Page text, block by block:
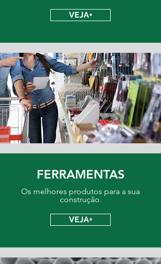
VEJA+
FERRAMENTAS
Os melhores produtos para a sua
construção.
VEJA+